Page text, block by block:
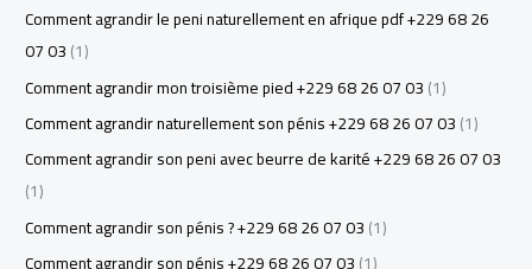
Comment agrandir le peni naturellement en afrique pdf +229 68 26
07 03(1)
Comment agrandir mon troisième pied +229 68 26 07 03(1)
Comment agrandir naturellement son pénis +229 68 26 07 03(1)
Comment agrandir son peni avec beurre de karité +229 68 26 07 03
(1)
Comment agrandir son pénis ? +229 68 26 07 03(1)